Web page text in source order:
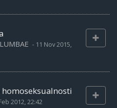
- 11 Nov 2015,
homoseksualnosti
2012, 22:42